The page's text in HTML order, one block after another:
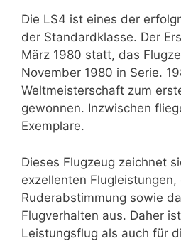
Die LS4 ist eines der
der Standardklasse. Der
März 1980 statt, das
November 1980 in Serie.
Weltmeisterschaft zum
gewonnen. Inzwischen
Exemplare.
Dieses Flugzeug zeichnet
exzellenten
Ruderabstimmung sowie
Flugverhalten aus. Daher
Leistungsflug als auch für